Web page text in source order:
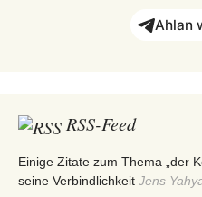
Ahlan
RSS-Feed
Einige Zitate zum Thema „der
seine Verbindlichkeit Jens